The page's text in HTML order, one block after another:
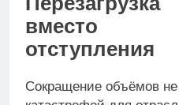
вместо
отступления
Сокращение объёмов не